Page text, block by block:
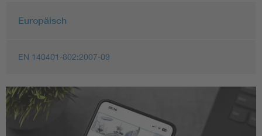
Europäisch
EN 140401-802:2007-09